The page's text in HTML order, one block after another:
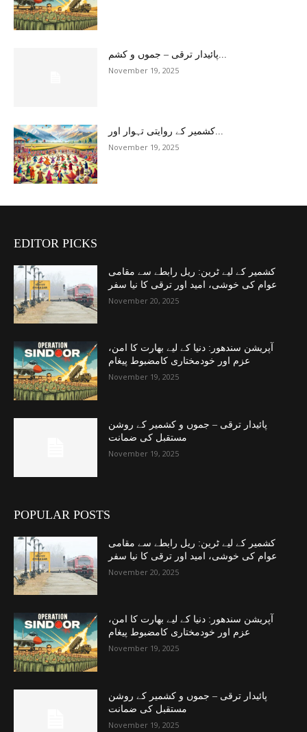
پائیدار ترقی – جموں و کشم...
November 19, 2025
کشمیر کے روایتی تہوار اور...
November 19, 2025
EDITOR PICKS
کشمیر کے لیے ٹرین: ریل رابطے سے مقامی
عوام کی خوشی، امید اور ترقی کا نیا سفر
November 20, 2025
آپریشن سندھور: دنیا کے لیے بھارت کا امن،
عزم اور خودمختاری کامضبوط پیغام
November 19, 2025
پائیدار ترقی – جموں و کشمیر کے روشن
مستقبل کی ضمانت
November 19, 2025
POPULAR POSTS
کشمیر کے لیے ٹرین: ریل رابطے سے مقامی
عوام کی خوشی، امید اور ترقی کا نیا سفر
November 20, 2025
آپریشن سندھور: دنیا کے لیے بھارت کا امن،
عزم اور خودمختاری کامضبوط پیغام
November 19, 2025
پائیدار ترقی – جموں و کشمیر کے روشن
مستقبل کی ضمانت
November 19, 2025